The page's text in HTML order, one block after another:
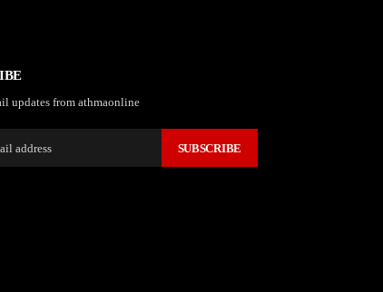
updates from athmaonline
SUBSCRIBE